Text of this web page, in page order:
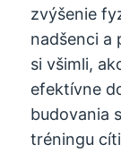
zvýšenie
nadšenci a
si všimli,
efektívne
budovania
tréningu